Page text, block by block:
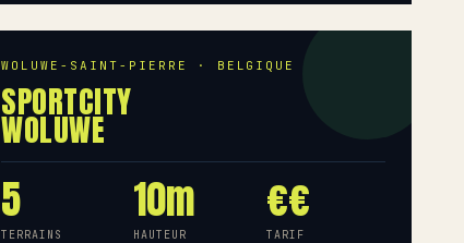
WOLUWE-SAINT-PIERRE · BELGIQUE
SPORTCITY
WOLUWE
5
TERRAINS
10m
HAUTEUR
€€
TARIF